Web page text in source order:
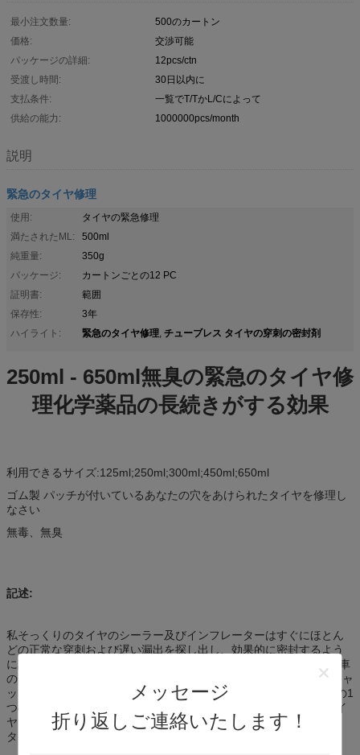
メッセージ
折り返しご連絡いたします！
最小注文数量:
500のカートン
価格:
交渉可能
パッケージの詳細:
12pcs/ctn
受渡し時間:
30日以内に
支払条件:
一覧でT/TかL/Cによって
供給の能力:
1000000pcs/month
説明
緊急のタイヤ修理
使用:
タイヤの緊急修理
満たされたML:
500ml
純重量:
350g
パッケージ:
カートンごとの12 PC
証明書:
範囲
保存性:
3年
ハイライト:
緊急のタイヤ修理, チューブレス タイヤの穿刺の密封剤
250ml - 650ml無臭の緊急のタイヤ修
理化学薬品の長続きがする効果
利用できるサイズ:125ml;250ml;300ml;450ml;650ml
ゴム製 パッチが付いているあなたの穴をあけられたタイヤを修理し
なさい
無毒、無臭
記述:
私そっくりのタイヤのシーラー及びインフレーターはすぐにほとん
どの正常な穿刺および遅い漏出を探し出し、効果的に密封するよう
に設計されている。それは適当な100%車、オートバイ、電気自転車
のチューブレス ゴム製 タイヤの6mmの内で破るためにである。ジャ
ッキ タイヤ変更は必要ではない。ポンプでくみ、修理するタイヤの1
つのステップ プロシージャは秒に終了する。それはまた新しいタイ
ヤに予想外の漏出を防ぐために満たすことができる。無毒、無臭。
タイヤへの腐食無しそして損傷無し。